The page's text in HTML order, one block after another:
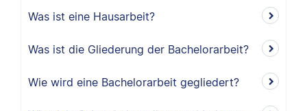
Was ist eine Hausarbeit?
Was ist die Gliederung der Bachelorarbeit?
Wie wird eine Bachelorarbeit gegliedert?